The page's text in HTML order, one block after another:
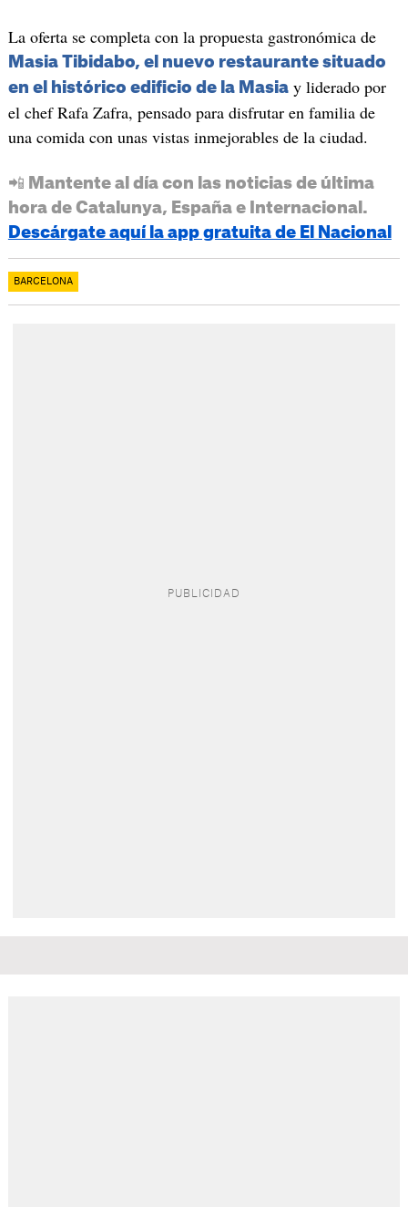
La oferta se completa con la propuesta gastronómica de
Masia Tibidabo, el nuevo restaurante situado
en el histórico edificio de la Masiay liderado por
el chef Rafa Zafra, pensado para disfrutar en familia de
una comida con unas vistas inmejorables de la ciudad.
📲 Mantente al día con las noticias de última
hora de Catalunya, España e Internacional.
Descárgate aquí la app gratuita de El Nacional
BARCELONA